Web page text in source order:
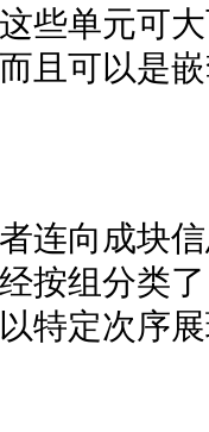
些单元可
且可以是
连向成块
按组分类
特定次序